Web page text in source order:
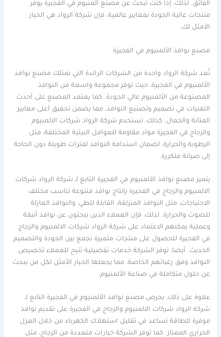
الفائق. لذلك، إذا كنت تبحث عن مصنع ألمنيوم في الفجيرة يوفر
منتجات عالية الجودة بمعايير عالمية، فإن شركة الرواد هي الخيار
الأمثل لك.
مصنع نوافذ الألمنيوم في الفجيرة
تُعد شركة الرواد واحدة من الشركات الرائدة التي تمتلك مصنع نوافذ
الألمنيوم في الفجيرة، حيث توفر مجموعة واسعة من النوافذ
المصنوعة من الألمنيوم عالي الجودة. كما يعتمد المصنع على أحدث
التقنيات في تصميم وتصنيع النوافذ، مما يضمن تحقيق أعلى معايير
المتانة والجمال. كذلك، تستخدم شركة الرواد شركات الالمنيوم
والزجاج في الفجيرة مواد مقاومة للعوامل البيئية المختلفة، مثل
الرطوبة والحرارة، لضمان استدامة النوافذ لفترات طويلة دون الحاجة
إلى صيانة متكررة.
يتميز مصنع نوافذ الألمنيوم في الفجيرة التابع لـ شركة الرواد شركات
الالمنيوم والزجاج في الفجيرة بإنتاج نوافذ متنوعة تناسب مختلف
الاحتياجات، مثل النوافذ المنزلقة، القابلة للطي، والنوافذ العازلة
للصوت والحرارة. لذلك، فإن العملاء الذين يبحثون عن نوافذ أنيقة
وعملية يمكنهم الاعتماد على شركة الرواد شركات الالمنيوم والزجاج
في الفجيرة للحصول على منتجات متميزة تجمع بين الجودة والتصميم
الحديث. أيضا، توفر الشركة خدمات تفصيلية تتيح للعملاء تخصيص
النوافذ وفق رغباتهم الخاصة، مما يجعلها الخيار الأمثل لكل من يبحث
عن حلول متكاملة في صناعة الألمنيوم.
علاوة على ذلك، يحرص مصنع نوافذ الألمنيوم في الفجيرة التابع لـ
شركة الرواد شركات الالمنيوم والزجاج في الفجيرة على تقديم نوافذ
موفرة للطاقة تساعد في تقليل استهلاك الكهرباء من خلال العزل
الحراري الممتاز. كما توفر الشركة خيارات متعددة من الزجاج، مثل